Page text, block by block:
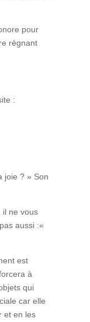
pour
régnant
:
joie ? » Son
il ne vous
aussi :«
est
à
qui
car elle
et en les